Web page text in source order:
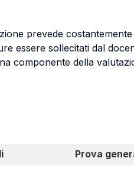
prevede costantemente
essere sollecitati dal
componente della
Prova